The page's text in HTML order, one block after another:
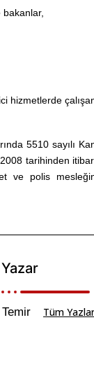
bakanlar,
hizmetlerde
5510 sayılı
tarihinden
ve polis
Yazar
Tüm